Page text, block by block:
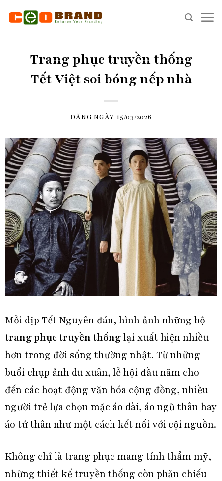
Trang phục truyền thống
Tết Việt soi bóng nếp nhà
ĐĂNG NGÀY 15/03/2026
Mỗi dịp Tết Nguyên đán, hình ảnh những bộ
trang phục truyền thốnglại xuất hiện nhiều
hơn trong đời sống thường nhật. Từ những
buổi chụp ảnh du xuân, lễ hội đầu năm cho
đến các hoạt động văn hóa cộng đồng, nhiều
người trẻ lựa chọn mặc áo dài, áo ngũ thân hay
áo tứ thân như một cách kết nối với cội nguồn.
Không chỉ là trang phục mang tính thẩm mỹ,
những thiết kế truyền thống còn phản chiếu